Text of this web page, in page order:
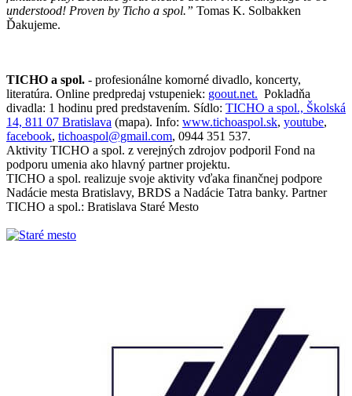
understood! Proven by Ticho a spol.” Tomas K. Solbakken
Ďakujeme.
TICHO a spol. - profesionálne komorné divadlo, koncerty,
literatúra. Online predpredaj vstupeniek: goout.net. Pokladňa
divadla: 1 hodinu pred predstavením. Sídlo: TICHO a spol., Školská
14, 811 07 Bratislava (mapa). Info: www.tichoaspol.sk, youtube,
facebook, tichoaspol@gmail.com, 0944 351 537.
Aktivity TICHO a spol. z verejných zdrojov podporil Fond na
podporu umenia ako hlavný partner projektu.
TICHO a spol. realizuje svoje aktivity vďaka finančnej podpore
Nadácie mesta Bratislavy, BRDS a Nadácie Tatra banky. Partner
TICHO a spol.: Bratislava Staré Mesto